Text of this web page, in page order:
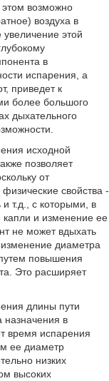
возможно
воздуха в
этой
в
испарения, а
приведет к
более большого
дыхательного
исходной
позволяет
от
свойства -
и т.д., с которыми, в
капли и изменение ее
не может вдыхать
изменение диаметра
повышения
Это расширяет
длины пути
назначения в
время испарения
ее диаметр
низких
высоких